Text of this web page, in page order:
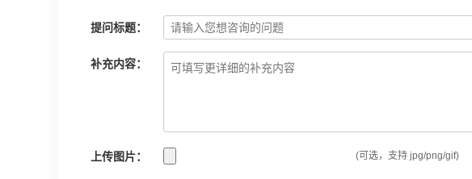
提问标题：
补充内容：
上传图片： (可选，支持 jpg/png/gif)